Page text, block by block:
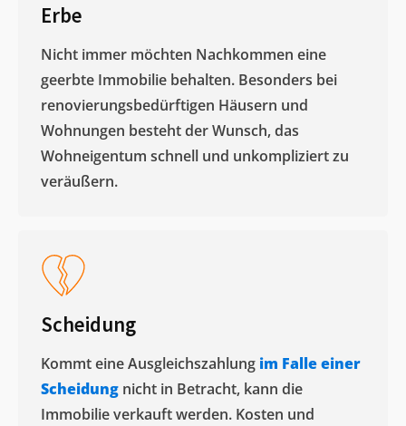
Erbe
Nicht immer möchten Nachkommen eine
geerbte Immobilie behalten. Besonders bei
renovierungsbedürftigen Häusern und
Wohnungen besteht der Wunsch, das
Wohneigentum schnell und unkompliziert zu
veräußern. ​
Scheidung
Kommt eine Ausgleichszahlung im Falle einer
Scheidung nicht in Betracht, kann die
Immobilie verkauft werden. Kosten und